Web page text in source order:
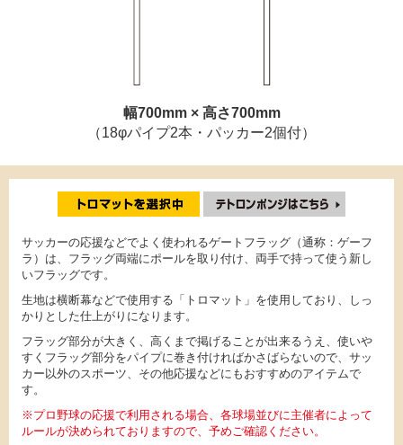
幅700mm × 高さ700mm
（18φパイプ2本・パッカー2個付）
サッカーの応援などでよく使われるゲートフラッグ（通称：ゲーフ
ラ）は、フラッグ両端にポールを取り付け、両手で持って使う新し
いフラッグです。
生地は横断幕などで使用する「トロマット」を使用しており、しっ
かりとした仕上がりになります。
フラッグ部分が大きく、高くまで掲げることが出来るうえ、使いや
すくフラッグ部分をパイプに巻き付ければかさばらないので、サッ
カー以外のスポーツ、その他応援などにもおすすめのアイテムで
す。
※プロ野球の応援で利用される場合、各球場並びに主催者によって
ルールが決められておりますので、予めご確認ください。